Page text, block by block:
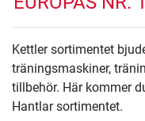
Kettler sortimentet
träningsmaskiner,
tillbehör. Här kommer
Hantlar sortimentet.